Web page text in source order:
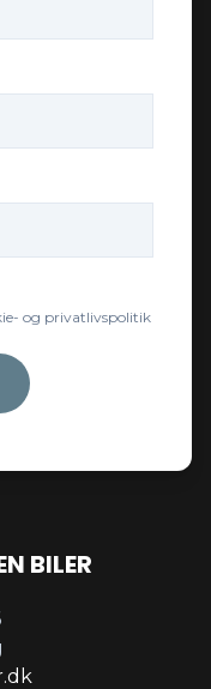
og privatlivspolitik
BILER